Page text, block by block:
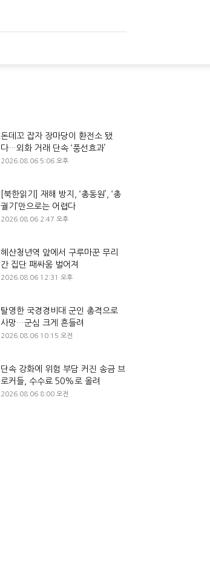
돈데꼬 잡자 장마당이 환전소 됐
다…외화 거래 단속 ‘풍선효과’
2026.08.06 5:06 오후
[북한읽기] 재해 방지, ‘총동원’, ‘총
궐기’만으로는 어렵다
2026.08.06 2:47 오후
혜산청년역 앞에서 구루마꾼 무리
간 집단 패싸움 벌어져
2026.08.06 12:31 오후
탈영한 국경경비대 군인 총격으로
사망…군심 크게 흔들려
2026.08.06 10:15 오전
단속 강화에 위험 부담 커진 송금 브
로커들, 수수료 50%로 올려
2026.08.06 8:00 오전